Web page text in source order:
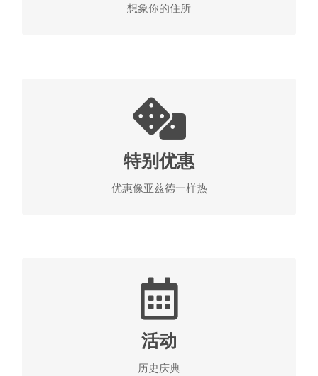
想象你的住所
达德酒店的虚拟旅游
特别优惠
优惠像亚兹德一样热
旅游和实惠的住宿
旅程本身充满了新鲜和丰盛的经历。 我们诱人的优
惠会更好。 达德酒店将为您提供特别优惠，无疑可
以让您免于麻烦，并将旅程的乐趣增加一倍。
查看特别优惠
活动
历史庆典
不要忘记特殊日期
波斯和亚兹德的文化和历史充满了庆祝活动和宏伟的
传统，这一起使它更有乐趣。您可以在各种场合参观
活动，并在酒店举办有趣的主题展览。我们会一直让